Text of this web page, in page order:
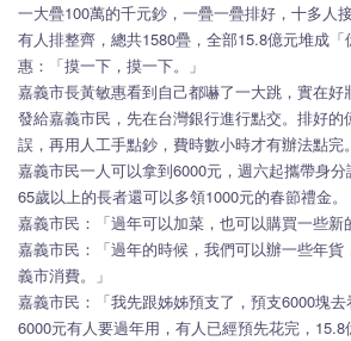
一大疊100萬的千元鈔，一疊一疊排好，十多人
有人排整齊，總共1580疊，全部15.8億元堆成
惠：「摸一下，摸一下。」
嘉義市長黃敏惠看到自己都嚇了一大跳，實在
發給嘉義市民，先在台灣銀行進行點交。排好
誤，再用人工手點鈔，費時數小時才有辦法點完。
嘉義市民一人可以拿到6000元，週六起攜帶身分
65歲以上的長者還可以多領1000元的春節禮金。
嘉義市民：「過年可以加菜，也可以購買一些新
嘉義市民：「過年的時候，我們可以辦一些年
義市消費。」
嘉義市民：「我先跟姊姊預支了，預支6000塊去
6000元有人要過年用，有人已經預先花完，